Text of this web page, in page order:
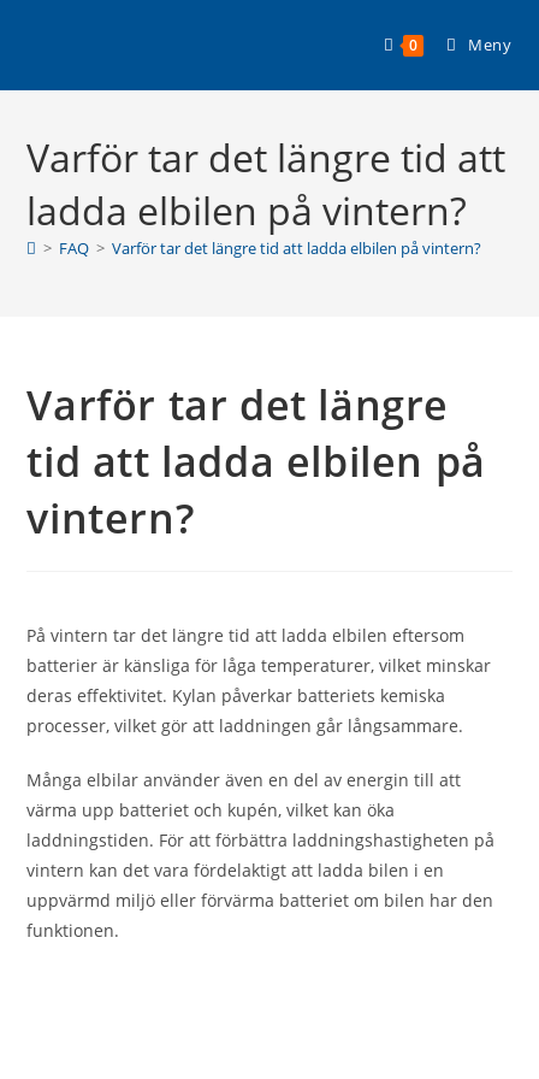
0 Meny
Varför tar det längre tid att
ladda elbilen på vintern?
> FAQ > Varför tar det längre tid att ladda elbilen på vintern?
Varför tar det längre
tid att ladda elbilen på
vintern?
På vintern tar det längre tid att ladda elbilen eftersom
batterier är känsliga för låga temperaturer, vilket minskar
deras effektivitet. Kylan påverkar batteriets kemiska
processer, vilket gör att laddningen går långsammare.
Många elbilar använder även en del av energin till att
värma upp batteriet och kupén, vilket kan öka
laddningstiden. För att förbättra laddningshastigheten på
vintern kan det vara fördelaktigt att ladda bilen i en
uppvärmd miljö eller förvärma batteriet om bilen har den
funktionen.